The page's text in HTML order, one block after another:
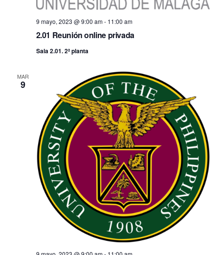
2.01 Reunión online privada
9 mayo, 2023 @ 9:00 am- 11:00 am
Sala 2.01. 2ª planta
MAR
9